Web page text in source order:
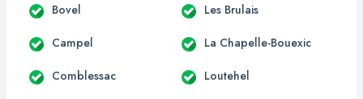
Bovel Les Brulais
Campel La Chapelle-Bouexic
Comblessac Loutehel